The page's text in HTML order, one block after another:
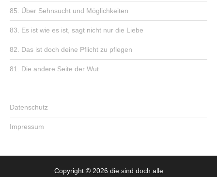
85. Über Sehnsucht und Möglichkeiten
83. Es ist wie es ist, sagt nicht nur die Liebe
82. Das ist doch deine Pflicht zu pflegen
81. Die andere Seite der Wut
Datenschutz
Impressum
Copyright © 2026 die sind doch alle